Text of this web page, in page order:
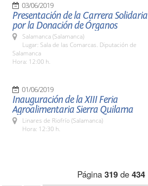
03/06/2019
Presentación de la Carrera Solidaria
por la Donación de Órganos
Salamanca (Salamanca)
Lugar: Sala de las Comarcas. Diputación de
Salamanca
Hora: 12:00 h.
01/06/2019
Inauguración de la XIII Feria
Agroalimentaria Sierra Quilama
Linares de Riofrío (Salamanca)
Hora: 12:30 h.
Página 319de 434